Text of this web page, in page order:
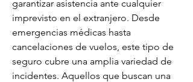
garantizar asistencia ante cualquier
imprevisto en el extranjero. Desde
emergencias médicas hasta
cancelaciones de vuelos, este tipo de
seguro cubre una amplia variedad de
incidentes. Aquellos que buscan una